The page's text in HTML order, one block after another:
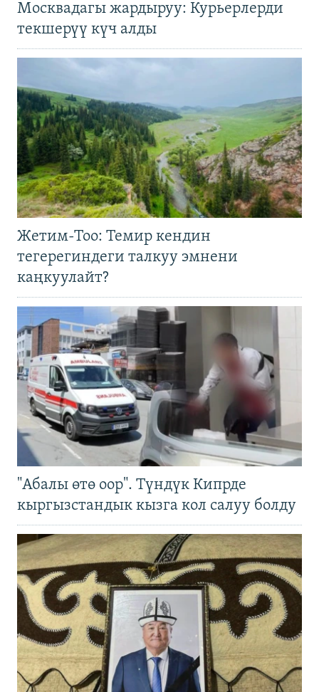
Москвадагы жардыруу: Курьерлерди
текшерүү күч алды
Жетим-Тоо: Темир кендин
тегерегиндеги талкуу эмнени
каңкуулайт?
"Абалы өтө оор". Түндүк Кипрде
кыргызстандык кызга кол салуу болду